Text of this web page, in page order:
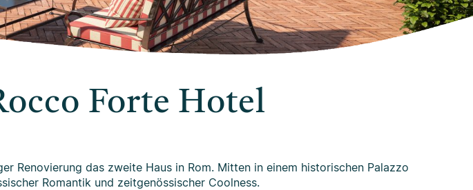
Forte Hotel
Renovierung das zweite Haus in Rom. Mitten in einem historischen Palazzo
Romantik und zeitgenössischer Coolness.